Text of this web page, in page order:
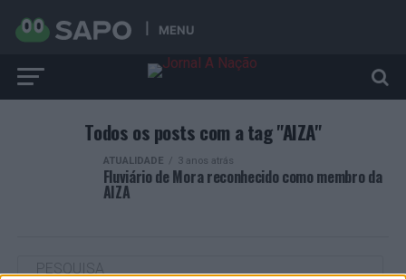
MENU
Todos os posts com a tag "AIZA"
ATUALIDADE 3 anos atrás
Fluviário de Mora reconhecido como membro da
AIZA